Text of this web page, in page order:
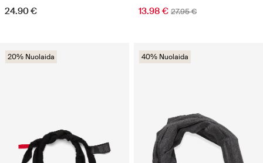
24.90 € 13.98 € 27.95 €
20% Nuolaida 40% Nuolaida